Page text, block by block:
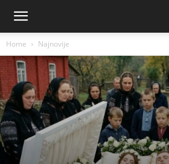
Home Najnovije